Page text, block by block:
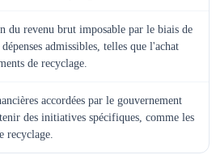
du revenu brut imposable par le biais de
admissibles, telles que l'achat
de recyclage.
accordées par le gouvernement
des initiatives spécifiques, comme les
recyclage.